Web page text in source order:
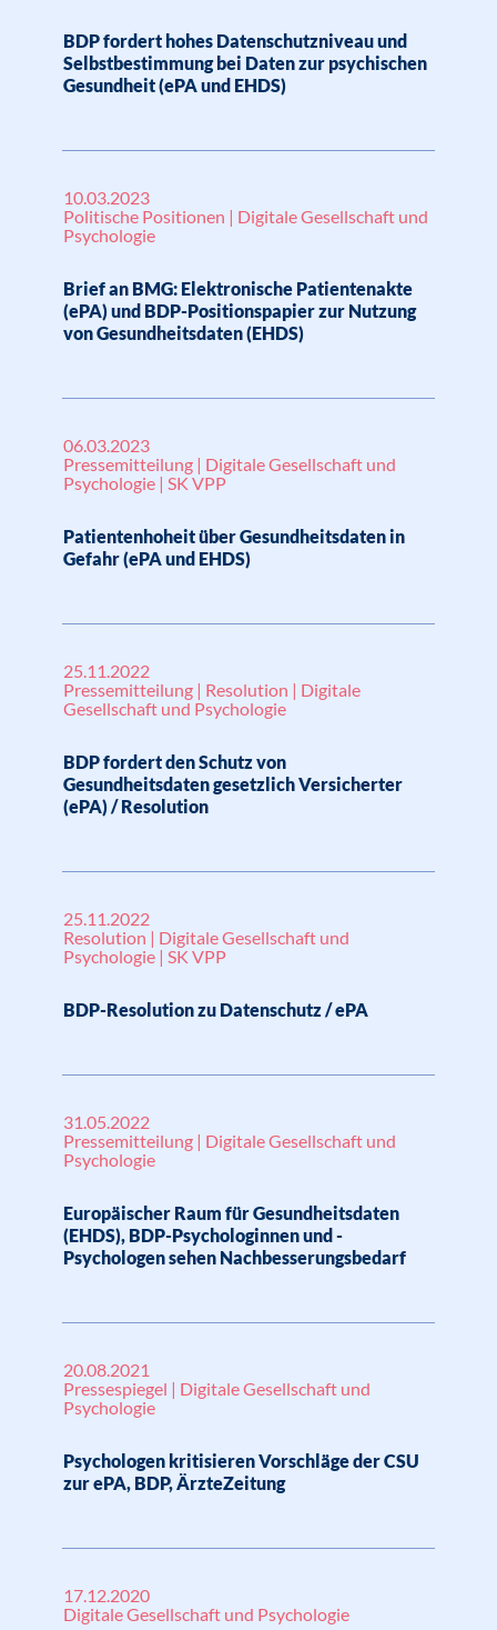
BDP fordert hohes Datenschutzniveau und
Selbstbestimmung bei Daten zur psychischen
Gesundheit (ePA und EHDS)
10.03.2023
Politische Positionen | Digitale Gesellschaft und
Psychologie
Brief an BMG: Elektronische Patientenakte
(ePA) und BDP-Positionspapier zur Nutzung
von Gesundheitsdaten (EHDS)
06.03.2023
Pressemitteilung | Digitale Gesellschaft und
Psychologie | SK VPP
Patientenhoheit über Gesundheitsdaten in
Gefahr (ePA und EHDS)
25.11.2022
Pressemitteilung | Resolution | Digitale
Gesellschaft und Psychologie
BDP fordert den Schutz von
Gesundheitsdaten gesetzlich Versicherter
(ePA) / Resolution
25.11.2022
Resolution | Digitale Gesellschaft und
Psychologie | SK VPP
BDP-Resolution zu Datenschutz / ePA
31.05.2022
Pressemitteilung | Digitale Gesellschaft und
Psychologie
Europäischer Raum für Gesundheitsdaten
(EHDS), BDP-Psychologinnen und -
Psychologen sehen Nachbesserungsbedarf
20.08.2021
Pressespiegel | Digitale Gesellschaft und
Psychologie
Psychologen kritisieren Vorschläge der CSU
zur ePA, BDP, ÄrzteZeitung
17.12.2020
Digitale Gesellschaft und Psychologie